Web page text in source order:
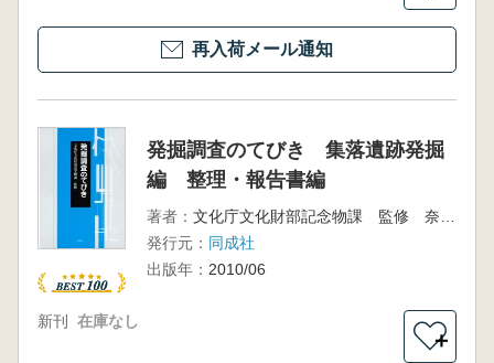
再入荷メール通知
発掘調査のてびき 集落遺跡発掘
編 整理・報告書編
著者：
発行元： 同成社
出版年： 2010/06
新刊 在庫なし
＋